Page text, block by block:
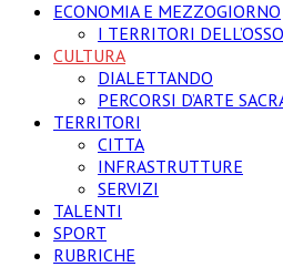
ECONOMIA E MEZZOGIORNO
I TERRITORI DELL’OSSO
CULTURA
DIALETTANDO
PERCORSI D’ARTE
TERRITORI
CITTA
INFRASTRUTTURE
SERVIZI
TALENTI
SPORT
RUBRICHE